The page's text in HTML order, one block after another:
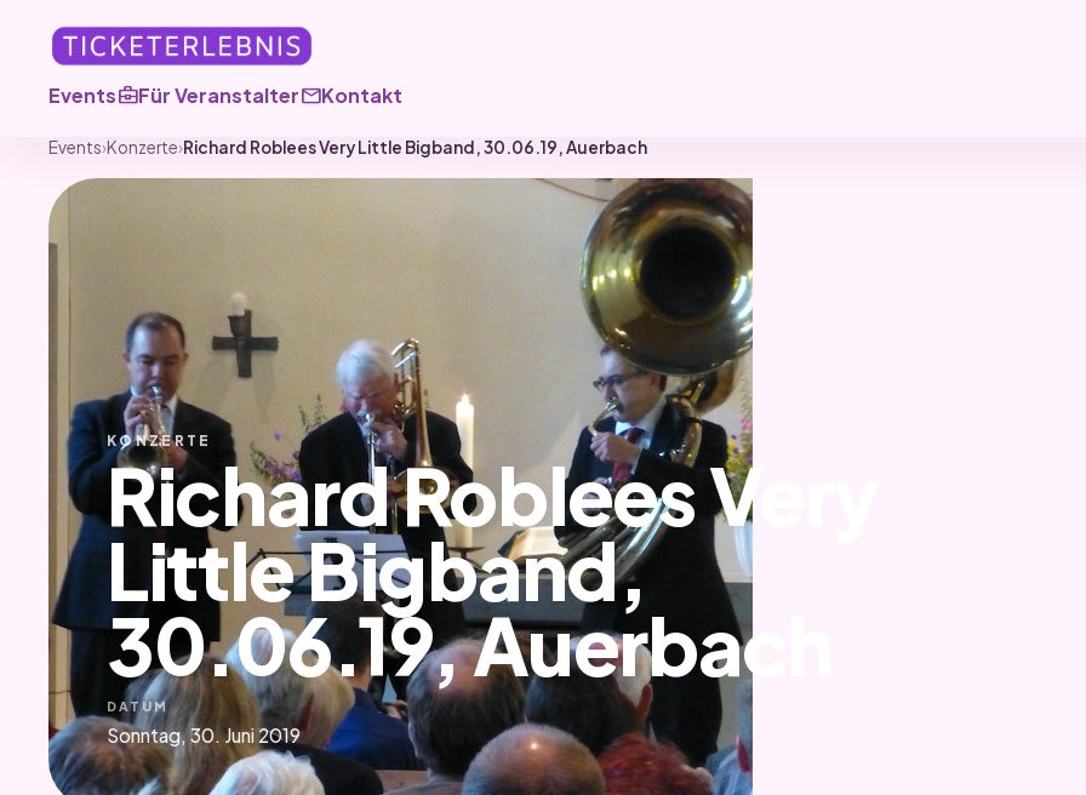
Eventsbusiness_centerFür VeranstaltermailKontakt
Events›Konzerte›Richard Roblees Very Little Bigband, 30.06.19, Auerbach
KONZERTE
Richard Roblees Very
Little Bigband,
30.06.19, Auerbach
DATUM
Sonntag, 30. Juni 2019